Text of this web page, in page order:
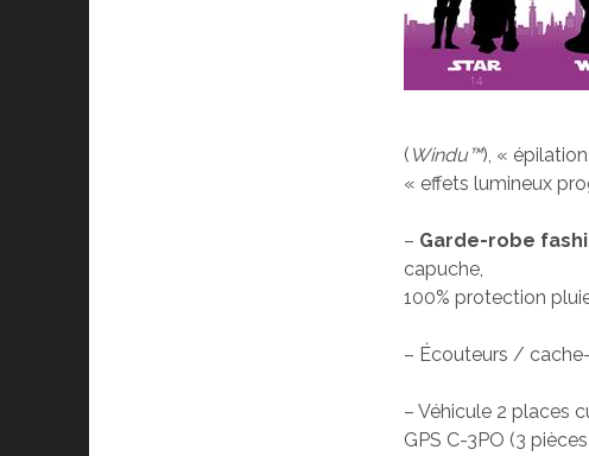
( Windu™), «
« effets lumineux
– Garde-robe
capuche,
100% protection
– Écouteurs /
– Véhicule 2 places
GPS C-3PO (3